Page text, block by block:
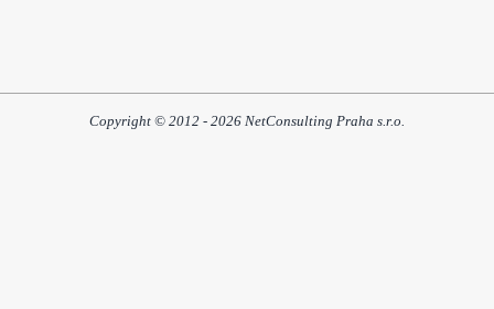
Copyright © 2012 - 2026 NetConsulting Praha s.r.o.